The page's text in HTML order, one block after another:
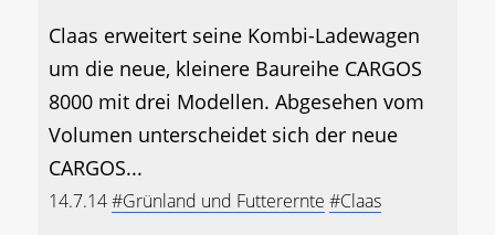
Claas erweitert seine Kombi-Ladewagen
um die neue, kleinere Baureihe CARGOS
8000 mit drei Modellen. Abgesehen vom
Volumen unterscheidet sich der neue
CARGOS...
14.7.14#Grünland und Futterernte #Claas